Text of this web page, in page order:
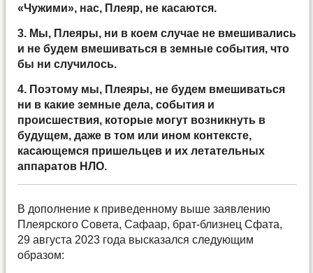
«Чужими», нас, Плеяр, не касаются.
3. Мы, Плеяры, ни в коем случае не вмешивались
и не будем вмешиваться в земные события, что
бы ни случилось.
4. Поэтому мы, Плеяры, не будем вмешиваться
ни в какие земные дела, события и
происшествия, которые могут возникнуть в
будущем, даже в том или ином контексте,
касающемся пришельцев и их летательных
аппаратов НЛО.
В дополнение к приведенному выше заявлению
Плеярского Совета, Сафаар, брат-близнец Сфата,
29 августа 2023 года высказался следующим
образом: